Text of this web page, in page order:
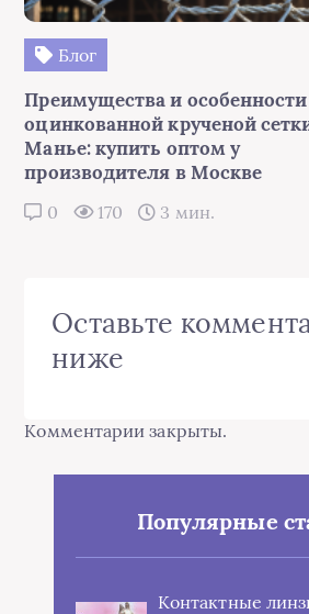
Блог
Преимущества и особенности
оцинкованной крученой
Манье: купить оптом у
производителя в Москве
0 170 3 мин.
Оставьте
ниже
Комментарии закрыты.
Популярные
Контактные